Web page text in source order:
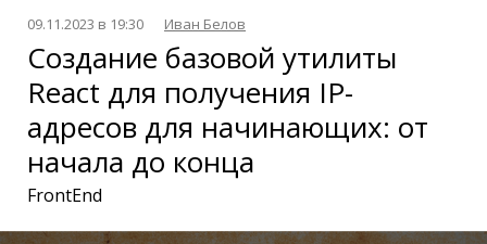
09.11.2023 в 19:30 Иван Белов
Создание базовой утилиты
React для получения IP-
адресов для начинающих: от
начала до конца
FrontEnd